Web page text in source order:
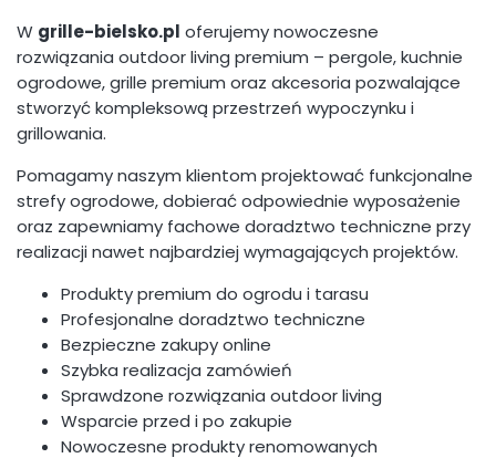
W grille-bielsko.pl oferujemy nowoczesne
rozwiązania outdoor living premium – pergole, kuchnie
ogrodowe, grille premium oraz akcesoria pozwalające
stworzyć kompleksową przestrzeń wypoczynku i
grillowania.
Pomagamy naszym klientom projektować funkcjonalne
strefy ogrodowe, dobierać odpowiednie wyposażenie
oraz zapewniamy fachowe doradztwo techniczne przy
realizacji nawet najbardziej wymagających projektów.
Produkty premium do ogrodu i tarasu
Profesjonalne doradztwo techniczne
Bezpieczne zakupy online
Szybka realizacja zamówień
Sprawdzone rozwiązania outdoor living
Wsparcie przed i po zakupie
Nowoczesne produkty renomowanych